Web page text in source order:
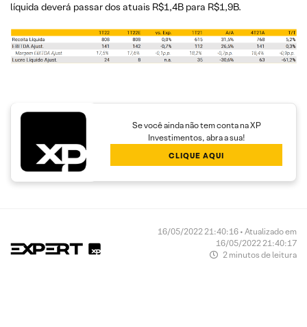
líquida deverá passar dos atuais R$1,4B para R$1,9B.
Se você ainda não tem conta na XP
Investimentos, abra a sua!
CLIQUE AQUI
16/05/2022 21:40:16 • Atualizado em
16/05/2022 21:40:17
2 minutos de leitura